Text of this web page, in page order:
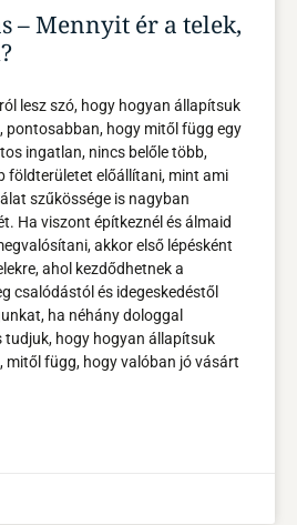
– Mennyit ér a telek,
lesz szó, hogy hogyan állapítsuk
pontosabban, hogy mitől függ egy
ingatlan, nincs belőle több,
földterületet előállítani, mint ami
szűkössége is nagyban
Ha viszont építkeznél és álmaid
akkor első lépésként
ahol kezdődhetnek a
csalódástól és idegeskedéstől
ha néhány dologgal
hogy hogyan állapítsuk
mitől függ, hogy valóban jó vásárt